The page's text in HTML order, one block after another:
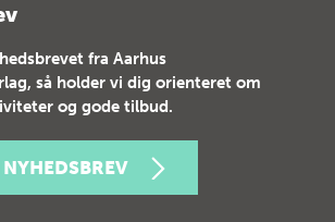
fra Aarhus
så holder vi dig orienteret om
og gode tilbud.